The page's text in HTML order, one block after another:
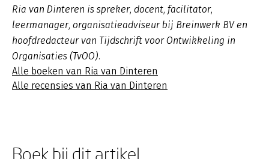
Ria van Dinteren is spreker, docent, facilitator,
leermanager, organisatieadviseur bij Breinwerk BV en
hoofdredacteur van Tijdschrift voor Ontwikkeling in
Organisaties (TvOO).
Alle boeken van Ria van Dinteren
Alle recensies van Ria van Dinteren
Boek bij dit artikel